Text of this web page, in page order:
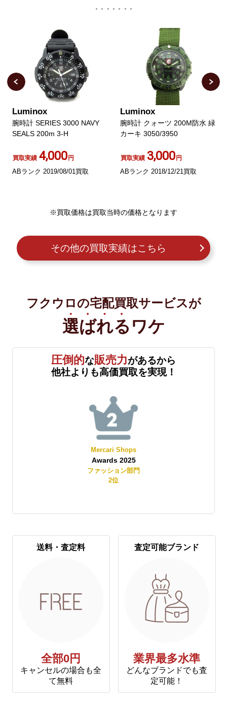
Luminox
腕時計 SERIES 3000 NAVY
SEALS 200m 3-H
買取実績 4,000円
ABランク 2019/08/01買取
Luminox
腕時計 クォーツ 200M防水 緑
カーキ 3050/3950
買取実績 3,000円
ABランク 2018/12/21買取
※買取価格は買取当時の価格となります
その他の買取実績はこちら
フクウロの宅配買取サービスが
選ばれる ワケ
圧倒的な販売力があるから
他社よりも高価買取を実現！
Mercari Shops
Awards 2025
ファッション部門
2位
送料・査定料
全部0円
キャンセルの場合も全
て無料
査定可能ブランド
業界最多水準
どんなブランドでも査
定可能！